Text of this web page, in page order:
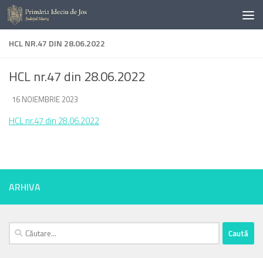
Skip to content
HCL NR.47 DIN 28.06.2022
HCL nr.47 din 28.06.2022
DE ·
16 NOIEMBRIE 2023
HCL nr.47 din 28.06.2022
ARHIVA
Caută
după: